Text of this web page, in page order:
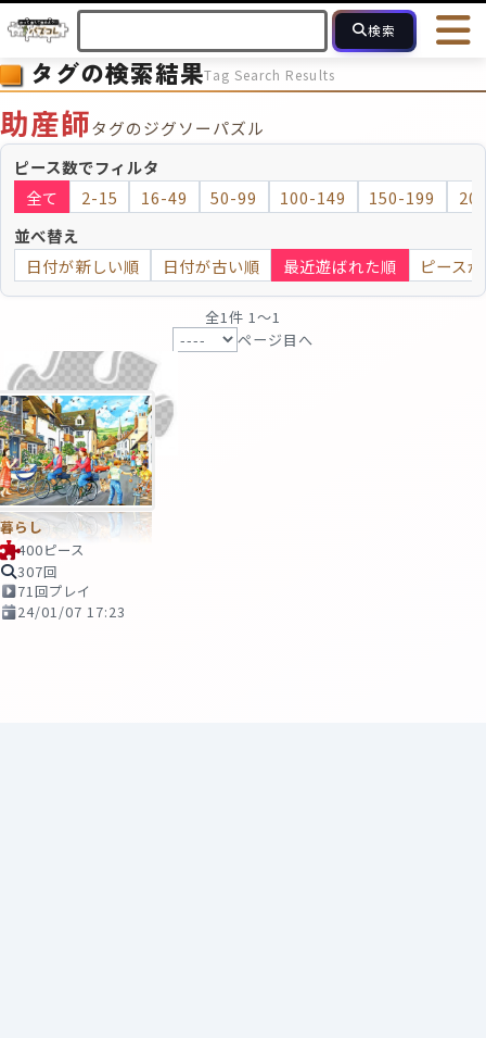
検索
HOME 会員登録
ヘルプ
最近投稿され
ピース数 2～15 16～49 50～99 100
モザイク モザイクのみ
タグの検索結果Tag Search Results
助産師タグのジグソーパズル
ピース数でフィルタ
全て
2-15 16-49 50-99 100-149 150-199
並べ替え
日付が新しい順
日付が古い順 最近遊ばれた順 ピース
全1件 1〜1
ページ目へ
暮らし
400ピース
307回
71回プレイ
24/01/07 17:23